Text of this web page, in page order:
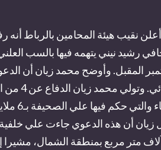
نقيب هيئة المحامين بالرباط أنه
رشيد نيني يتهمه فيها بالسب
المقبل. وأوضح محمد زيان أن
عنه فيها المحامي سعد
العامة في المحكمة
زيان أن هذه الدعوي جاءت علي خلفية
متر مربع بمنطقة الشمال، مشيرا